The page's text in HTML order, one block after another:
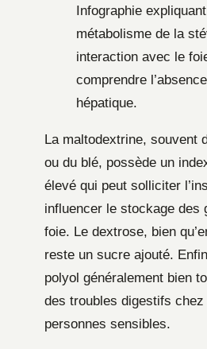
Infographie
métabolisme de la
interaction avec le
comprendre
hépatique.
La maltodextrine, souvent
ou du blé, possède un
élevé qui peut solliciter
influencer le stockage des
foie. Le dextrose, bien
reste un sucre ajouté.
polyol généralement bien
des troubles digestifs chez
personnes sensibles.